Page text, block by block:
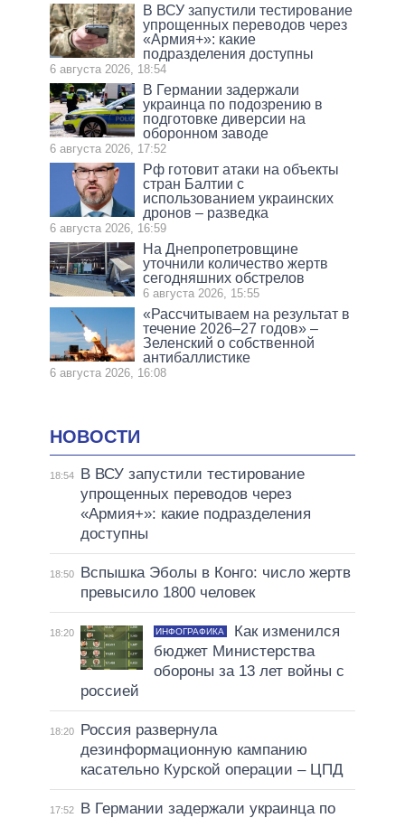
В ВСУ запустили тестирование
упрощенных переводов через
«Армия+»: какие
подразделения доступны
6 августа 2026, 18:54
В Германии задержали
украинца по подозрению в
подготовке диверсии на
оборонном заводе
6 августа 2026, 17:52
Рф готовит атаки на объекты
стран Балтии с
использованием украинских
дронов – разведка
6 августа 2026, 16:59
На Днепропетровщине
уточнили количество жертв
сегодняшних обстрелов
6 августа 2026, 15:55
«Рассчитываем на результат в
течение 2026–27 годов» –
Зеленский о собственной
антибаллистике
6 августа 2026, 16:08
НОВОСТИ
18:54
В ВСУ запустили тестирование
упрощенных переводов через
«Армия+»: какие подразделения
доступны
18:50
Вспышка Эболы в Конго: число жертв
превысило 1800 человек
18:20 ИНФОГРАФИКА
Как изменился
бюджет Министерства
обороны за 13 лет войны с
россией
18:20
Россия развернула
дезинформационную кампанию
касательно Курской операции – ЦПД
17:52
В Германии задержали украинца по